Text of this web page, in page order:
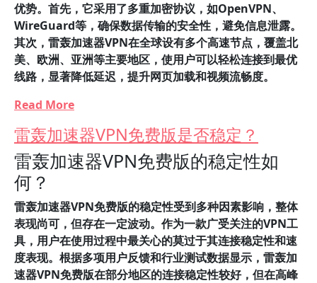
优势。首先，它采用了多重加密协议，如OpenVPN、
WireGuard等，确保数据传输的安全性，避免信息泄露。
其次，雷轰加速器VPN在全球设有多个高速节点，覆盖北
美、欧洲、亚洲等主要地区，使用户可以轻松连接到最优
线路，显著降低延迟，提升网页加载和视频流畅度。
Read More
雷轰加速器VPN免费版是否稳定？
雷轰加速器VPN免费版的稳定性如
何？
雷轰加速器VPN免费版的稳定性受到多种因素影响，整体
表现尚可，但存在一定波动。 作为一款广受关注的VPN工
具，用户在使用过程中最关心的莫过于其连接稳定性和速
度表现。根据多项用户反馈和行业测试数据显示，雷轰加
速器VPN免费版在部分地区的连接稳定性较好，但在高峰